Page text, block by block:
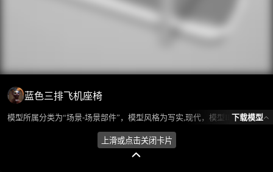
蓝色三排飞机座椅
模型所属分类为“场景-场景部件”，模型风格为写实,现代，模型ID为102330，本模型由设计师 不爱喝水的鱼 在2024-09-25 09:44:13上传，含.fbx，.gltf，.max(3dsMax)相关源文件下载格式，点数为464332，面数为890688，材质数为9，贴图数为15，CG美术之家持续为您更新与数字孪生、影视动画和游戏VR等相关优质资源。
下载模型
上滑或点击关闭卡片